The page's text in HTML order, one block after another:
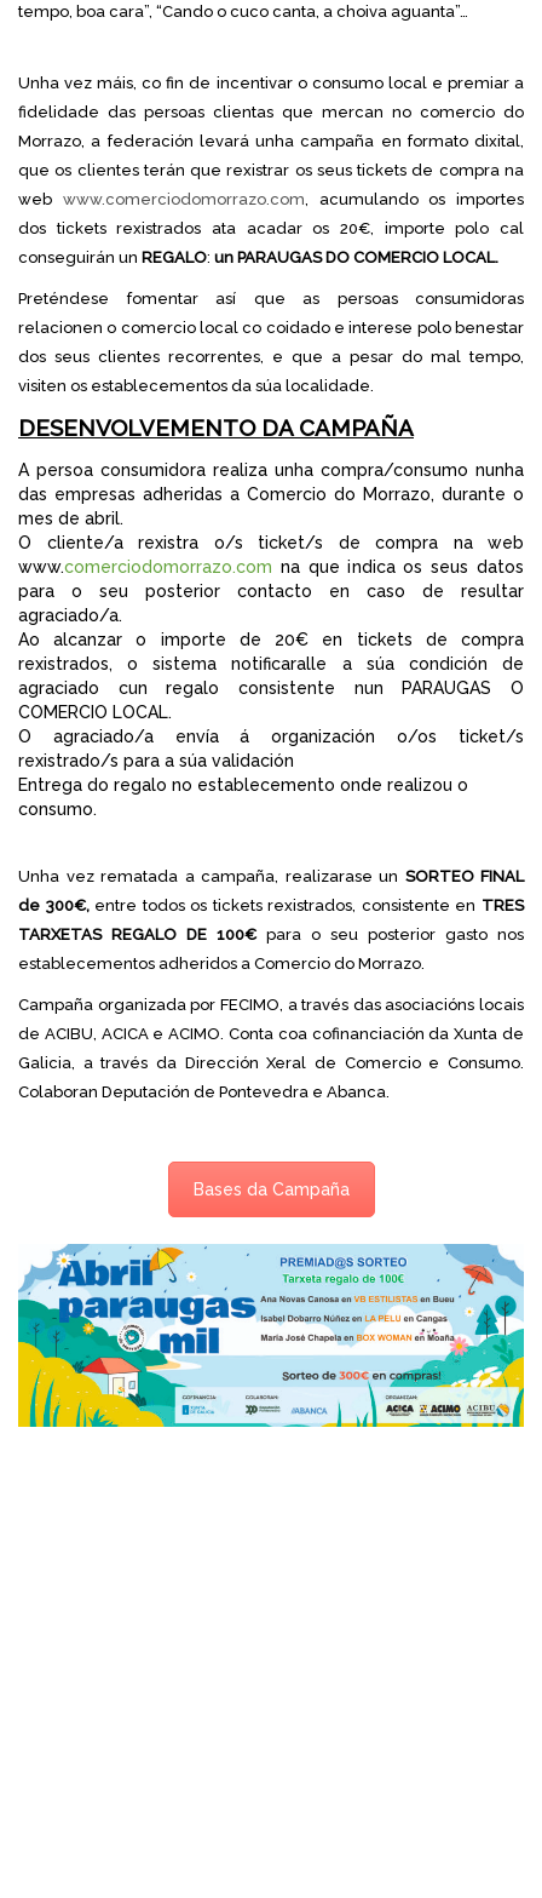
tempo, boa cara”, “Cando o cuco canta, a choiva aguanta”…
Unha vez máis, co fin de incentivar o consumo local e premiar a
fidelidade das persoas clientas que mercan no comercio do
Morrazo, a federación levará unha campaña en formato dixital,
que os clientes terán que rexistrar os seus tickets de compra na
web www.comerciodomorrazo.com , acumulando os importes
dos tickets rexistrados ata acadar os 20€, importe polo cal
conseguirán un REGALO: un PARAUGAS DO COMERCIO LOCAL.
Preténdese fomentar así que as persoas consumidoras
relacionen o comercio local co coidado e interese polo benestar
dos seus clientes recorrentes, e que a pesar do mal tempo,
visiten os establecementos da súa localidade.
DESENVOLVEMENTO DA CAMPAÑA
A persoa consumidora realiza unha compra/consumo nunha
das empresas adheridas a Comercio do Morrazo, durante o
mes de abril.
O cliente/a rexistra o/s ticket/s de compra na web
www.comerciodomorrazo.com na que indica os seus datos
para o seu posterior contacto en caso de resultar
agraciado/a.
Ao alcanzar o importe de 20€ en tickets de compra
rexistrados, o sistema notificaralle a súa condición de
agraciado cun regalo consistente nun PARAUGAS O
COMERCIO LOCAL.
O agraciado/a envía á organización o/os ticket/s
rexistrado/s para a súa validación
Entrega do regalo no establecemento onde realizou o
consumo.
Unha vez rematada a campaña, realizarase un SORTEO FINAL
de 300€,entre todos os tickets rexistrados, consistente en TRES
TARXETAS REGALO DE 100€para o seu posterior gasto nos
establecementos adheridos a Comercio do Morrazo.
Campaña organizada por FECIMO, a través das asociacións locais
de ACIBU, ACICA e ACIMO. Conta coa cofinanciación da Xunta de
Galicia, a través da Dirección Xeral de Comercio e Consumo.
Colaboran Deputación de Pontevedra e Abanca.
Bases da Campaña